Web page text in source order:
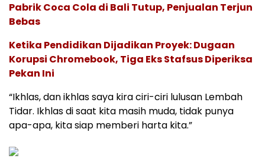
Pabrik Coca Cola di Bali Tutup, Penjualan Terjun
Bebas
Ketika Pendidikan Dijadikan Proyek: Dugaan
Korupsi Chromebook, Tiga Eks Stafsus Diperiksa
Pekan Ini
“Ikhlas, dan ikhlas saya kira ciri-ciri lulusan Lembah
Tidar. Ikhlas di saat kita masih muda, tidak punya
apa-apa, kita siap memberi harta kita.”